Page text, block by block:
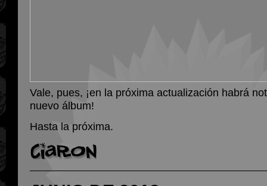
Vale, pues, ¡en la próxima actualización habrá
nuevo álbum!
Hasta la próxima.